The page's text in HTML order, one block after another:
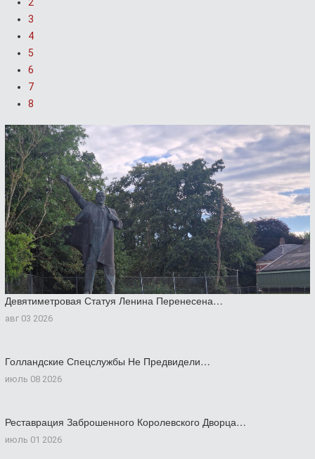
3
4
5
6
7
8
Девятиметровая Статуя Ленина Перенесена…
авг 03 2026
Голландские Спецслужбы Не Предвидели…
июль 08 2026
Реставрация Заброшенного Королевского Дворца…
июль 01 2026